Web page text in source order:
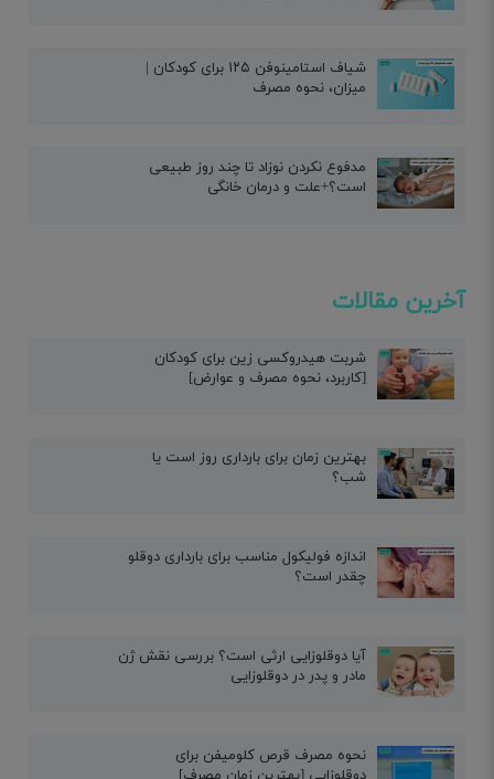
شیاف استامینوفن ۱۲۵ برای کودکان |
میزان، نحوه مصرف
مدفوع نکردن نوزاد تا چند روز طبیعی
است؟+علت و درمان خانگی
آخرین مقالات
شربت هیدروکسی زین برای کودکان
[کاربرد، نحوه مصرف و عوارض]
بهترین زمان برای بارداری روز است یا
شب؟
اندازه فولیکول مناسب برای بارداری دوقلو
چقدر است؟
آیا دوقلوزایی ارثی است؟ بررسی نقش ژن
مادر و پدر در دوقلوزایی
نحوه مصرف قرص کلومیفن برای